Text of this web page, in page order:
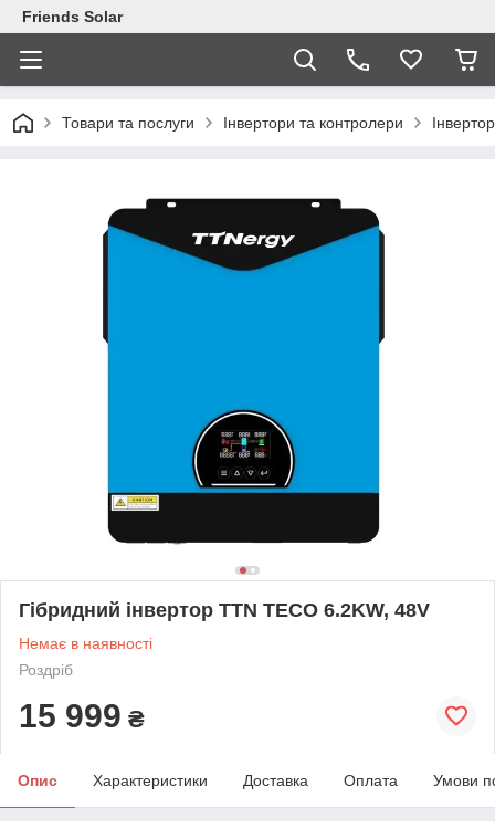
Friends Solar
Товари та послуги Інвертори та контролери
Гібридний інвертор TTN TECO 6.2KW, 48V
Немає в наявності
Роздріб
15 999 ₴
Опис Характеристики Доставка Оплата Умови